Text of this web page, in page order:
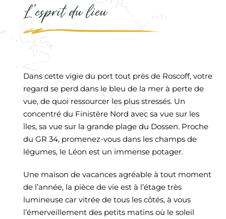
L’esprit du lieu
Dans cette vigie du port tout près de Roscoff, votre
regard se perd dans le bleu de la mer à perte de
vue, de quoi ressourcer les plus stressés. Un
concentré du Finistère Nord avec sa vue sur les
îles, sa vue sur la grande plage du Dossen. Proche
du GR 34, promenez-vous dans les champs de
légumes, le Léon est un immense potager.
Une maison de vacances agréable à tout moment
de l’année, la pièce de vie est à l’étage très
lumineuse car vitrée de tous les côtés, à vous
l’émerveillement des petits matins où le soleil